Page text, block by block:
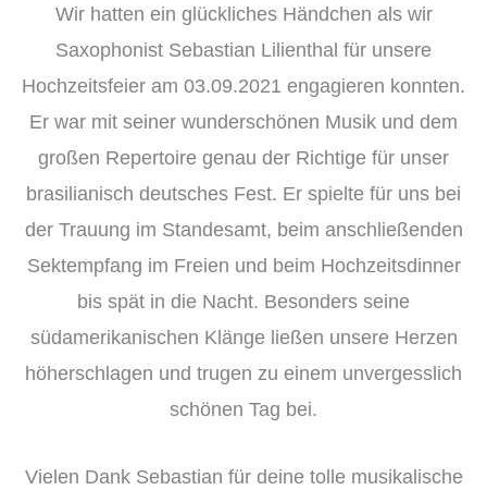
Wir hatten ein glückliches Händchen als wir
Saxophonist Sebastian Lilienthal für unsere
Hochzeitsfeier am 03.09.2021 engagieren konnten.
Er war mit seiner wunderschönen Musik und dem
großen Repertoire genau der Richtige für unser
brasilianisch deutsches Fest. Er spielte für uns bei
der Trauung im Standesamt, beim anschließenden
Sektempfang im Freien und beim Hochzeitsdinner
bis spät in die Nacht. Besonders seine
südamerikanischen Klänge ließen unsere Herzen
höherschlagen und trugen zu einem unvergesslich
schönen Tag bei.
Vielen Dank Sebastian für deine tolle musikalische